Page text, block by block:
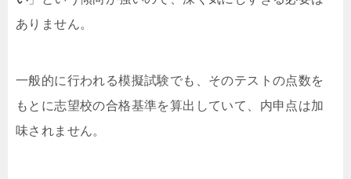
ありません。
一般的に行われる模擬試験でも、そのテストの点数を
もとに志望校の合格基準を算出していて、内申点は加
味されません。